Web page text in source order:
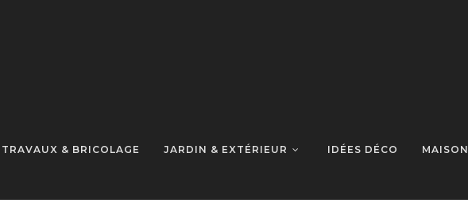
TRAVAUX & BRICOLAGE JARDIN & EXTÉRIEUR IDÉES DÉCO MAISON